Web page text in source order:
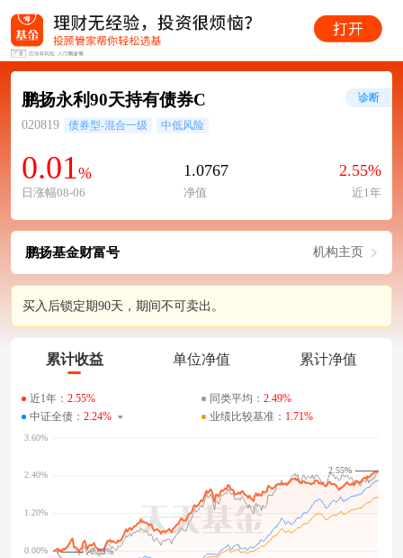
鹏扬永利90天持有债券C
020819 债券型-混合一级 中低风险
0.01 %
日涨幅08-06
1.0767
净值
2.55%
近1年
诊断
鹏扬基金财富号 机构主页
买入后锁定期90天，期间不可卖出。
累计收益 单位净值 累计净值
近1年： 2.55% 同类平均： 2.49%
中证全债： 2.24% 业绩比较基准： 1.71%
-0.03%
2.55%